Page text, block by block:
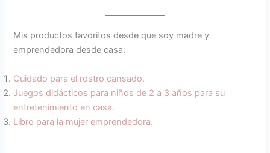
Mis productos favoritos desde que soy madre y
emprendedora desde casa:
Cuidado para el rostro cansado.
Juegos didácticos para niños de 2 a 3 años para su
entretenimiento en casa.
Libro para la mujer emprendedora.